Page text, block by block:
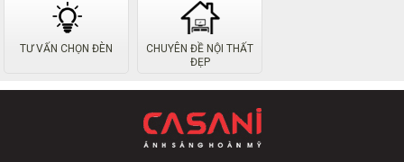
TƯ VẤN CHỌN ĐÈN
CHUYÊN ĐỀ NỘI THẤT
ĐẸP